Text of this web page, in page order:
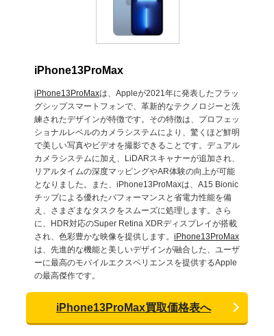
iPhone13ProMax
iPhone13ProMaxは、Appleが2021年に発表したフラッ
グシップスマートフォンで、革新的なテクノロジーと洗
練されたデザインが特徴です。その特徴は、プロフェッ
ショナルレベルのカメラシステムにより、驚くほど鮮明
で美しい写真やビデオを撮影できることです。デュアル
カメラシステムに加え、LiDARスキャナーが追加され、
リアルタイムの深度マッピングやAR体験の向上が可能
となりました。また、iPhone13ProMaxは、A15 Bionic
チップによる優れたパフォーマンスと省電力性能を備
え、さまざまなタスクをスムーズに処理します。さら
に、HDR対応のSuper Retina XDRディスプレイが搭載
され、色彩豊かな映像を提供します。 iPhone13ProMax
は、先進的な機能と美しいデザインが融合した、ユーザ
ーに最高のモバイルエクスペリエンスを提供するApple
の最高傑作です。
iPhone13ProMax買取価格表へ